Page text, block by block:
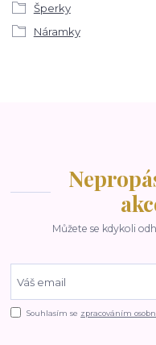
Šperky
Náramky
Můžete se kdykoli
Souhlasím se zpracováním